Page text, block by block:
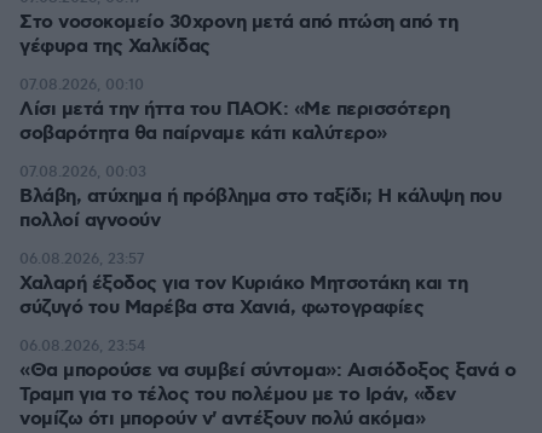
Στο νοσοκομείο 30χρονη μετά από πτώση από τη
γέφυρα της Χαλκίδας
Λίσι μετά την ήττα του ΠΑΟΚ: «Με περισσότερη
σοβαρότητα θα παίρναμε κάτι καλύτερο»
07.08.2026, 00:10
Βλάβη, ατύχημα ή πρόβλημα στο ταξίδι; Η κάλυψη που
πολλοί αγνοούν
07.08.2026, 00:03
Χαλαρή έξοδος για τον Κυριάκο Μητσοτάκη και τη
σύζυγό του Μαρέβα στα Χανιά, φωτογραφίες
06.08.2026, 23:57
«Θα μπορούσε να συμβεί σύντομα»: Αισιόδοξος ξανά ο
Τραμπ για το τέλος του πολέμου με το Ιράν, «δεν
νομίζω ότι μπορούν ν' αντέξουν πολύ ακόμα»
06.08.2026, 23:54